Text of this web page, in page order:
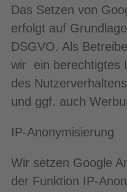
Das Setzen von
erfolgt auf
DSGVO. Als
wir ein berechtigtes
des
und ggf. auch
IP-Anonymisierung
Wir setzen Google
der Funktion IP-